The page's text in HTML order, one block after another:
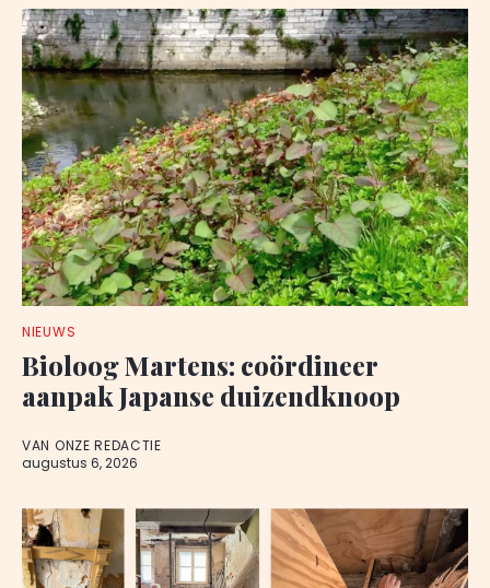
NIEUWS
Bioloog Martens: coördineer
aanpak Japanse duizendknoop
VAN ONZE REDACTIE
augustus 6, 2026